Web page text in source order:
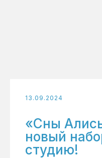
13.09.2024
«Сны
новый
студию!